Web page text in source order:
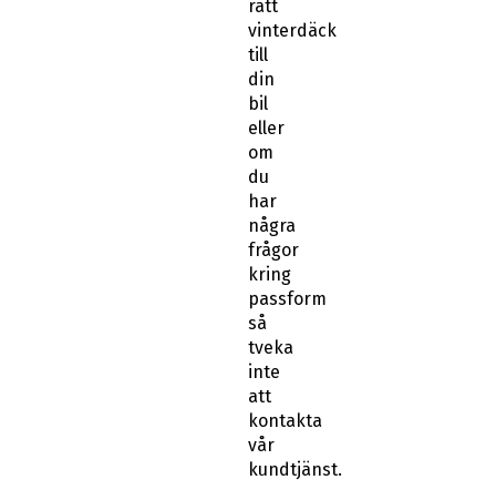
rätt
vinterdäck
till
din
bil
eller
om
du
har
några
frågor
kring
passform
så
tveka
inte
att
kontakta
vår
kundtjänst.